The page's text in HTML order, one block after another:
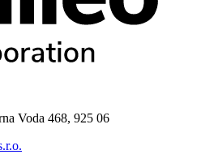
Voda 468, 925 06